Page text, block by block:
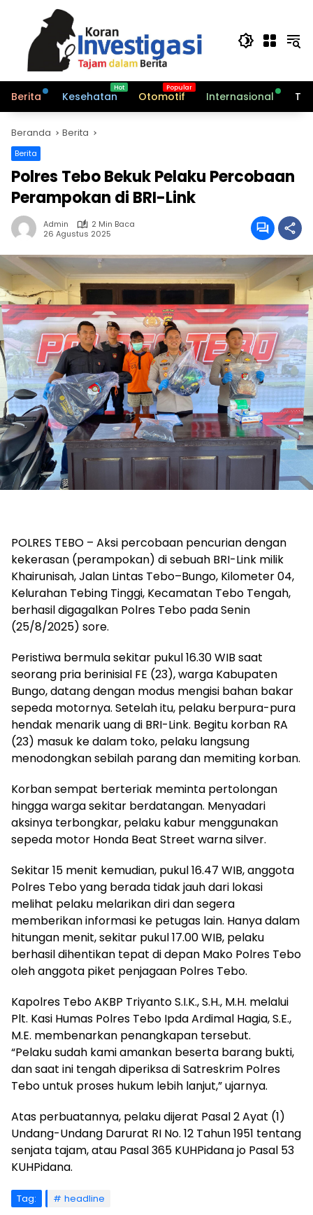
Berita Kesehatan Otomotif Internasional
Beranda Berita
Berita
Polres Tebo Bekuk Pelaku Percobaan
Perampokan di BRI-Link
Admin
2 Min Baca
26 Agustus 2025
POLRES TEBO – Aksi percobaan pencurian dengan
kekerasan (perampokan) di sebuah BRI-Link milik
Khairunisah, Jalan Lintas Tebo–Bungo, Kilometer 04,
Kelurahan Tebing Tinggi, Kecamatan Tebo Tengah,
berhasil digagalkan Polres Tebo pada Senin
(25/8/2025) sore.
Peristiwa bermula sekitar pukul 16.30 WIB saat
seorang pria berinisial FE (23), warga Kabupaten
Bungo, datang dengan modus mengisi bahan bakar
sepeda motornya. Setelah itu, pelaku berpura-pura
hendak menarik uang di BRI-Link. Begitu korban RA
(23) masuk ke dalam toko, pelaku langsung
menodongkan sebilah parang dan memiting korban.
Korban sempat berteriak meminta pertolongan
hingga warga sekitar berdatangan. Menyadari
aksinya terbongkar, pelaku kabur menggunakan
sepeda motor Honda Beat Street warna silver.
Sekitar 15 menit kemudian, pukul 16.47 WIB, anggota
Polres Tebo yang berada tidak jauh dari lokasi
melihat pelaku melarikan diri dan segera
memberikan informasi ke petugas lain. Hanya dalam
hitungan menit, sekitar pukul 17.00 WIB, pelaku
berhasil dihentikan tepat di depan Mako Polres Tebo
oleh anggota piket penjagaan Polres Tebo.
Kapolres Tebo AKBP Triyanto S.I.K., S.H., M.H. melalui
Plt. Kasi Humas Polres Tebo Ipda Ardimal Hagia, S.E.,
M.E. membenarkan penangkapan tersebut.
“Pelaku sudah kami amankan beserta barang bukti,
dan saat ini tengah diperiksa di Satreskrim Polres
Tebo untuk proses hukum lebih lanjut,” ujarnya.
Atas perbuatannya, pelaku dijerat Pasal 2 Ayat (1)
Undang-Undang Darurat RI No. 12 Tahun 1951 tentang
senjata tajam, atau Pasal 365 KUHPidana jo Pasal 53
KUHPidana.
Tag: headline